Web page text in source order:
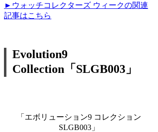
►ウォッチコレクターズ ウィークの関連
記事はこちら
Evolution9
Collection「SLGB003」
「エボリューション9 コレクション
SLGB003」